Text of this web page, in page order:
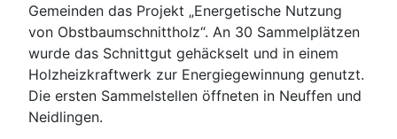
Gemeinden das Projekt „Energetische Nutzung
von Obstbaumschnittholz“. An 30 Sammelplätzen
wurde das Schnittgut gehäckselt und in einem
Holzheizkraftwerk zur Energiegewinnung genutzt.
Die ersten Sammelstellen öffneten in Neuffen und
Neidlingen.